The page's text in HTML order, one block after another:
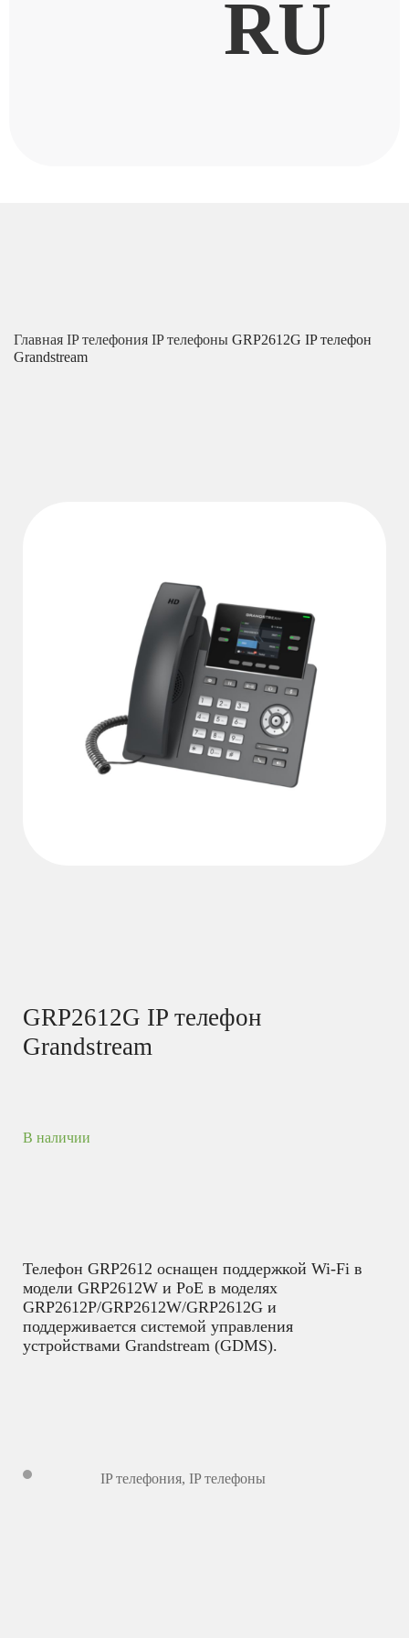
RU
Главная IP телефония IP телефоны GRP2612G IP телефон
Grandstream
GRP2612G IP телефон
Grandstream
В наличии
Телефон GRP2612 оснащен поддержкой Wi-Fi в
модели GRP2612W и PoE в моделях
GRP2612P/GRP2612W/GRP2612G и
поддерживается системой управления
устройствами Grandstream (GDMS).
IP телефония, IP телефоны